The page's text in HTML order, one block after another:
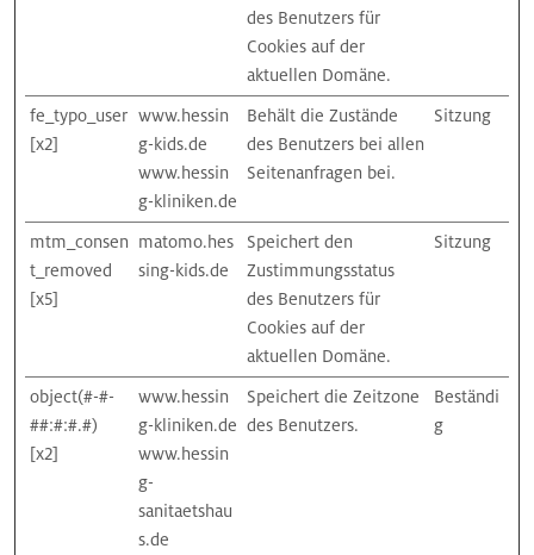
des Benutzers für
Cookies auf der
aktuellen Domäne.
fe_typo_user
[x2]
www.hessin
g-kids.de
www.hessin
g-kliniken.de
Behält die Zustände
des Benutzers bei allen
Seitenanfragen bei.
Sitzung
mtm_consen
t_removed
[x5]
matomo.hes
sing-kids.de
Speichert den
Zustimmungsstatus
des Benutzers für
Cookies auf der
aktuellen Domäne.
Sitzung
object(#-#-
##:#:#.#)
[x2]
www.hessin
g-kliniken.de
www.hessin
g-
sanitaetshau
s.de
Speichert die Zeitzone
des Benutzers.
Beständi
g